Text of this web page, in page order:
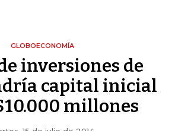
GLOBOECONOMÍA
inversiones de
capital inicial
millones